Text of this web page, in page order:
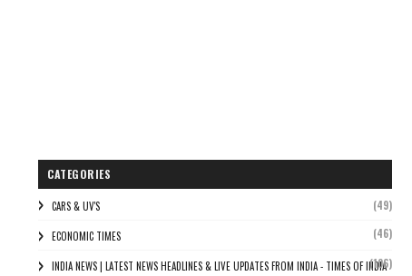
CATEGORIES
CARS & UV'S (49)
ECONOMIC TIMES (46)
INDIA NEWS | LATEST NEWS HEADLINES & LIVE UPDATES FROM INDIA - TIMES OF INDIA
(106)